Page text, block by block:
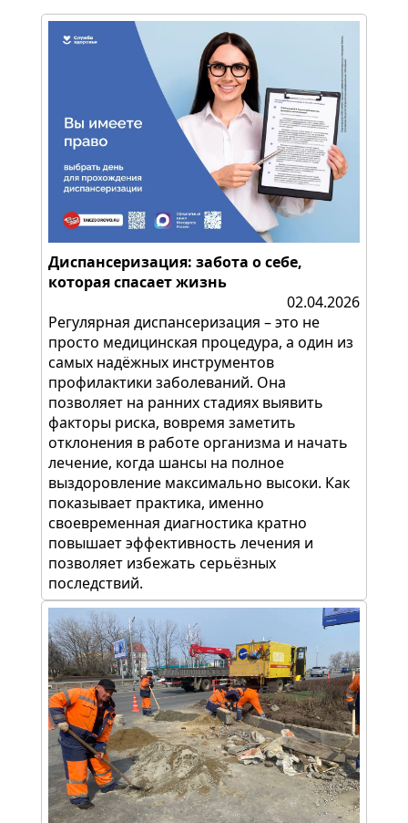
Диспансеризация: забота о себе,
которая спасает жизнь
02.04.2026
Регулярная диспансеризация – это не
просто медицинская процедура, а один из
самых надёжных инструментов
профилактики заболеваний. Она
позволяет на ранних стадиях выявить
факторы риска, вовремя заметить
отклонения в работе организма и начать
лечение, когда шансы на полное
выздоровление максимально высоки. Как
показывает практика, именно
своевременная диагностика кратно
повышает эффективность лечения и
позволяет избежать серьёзных
последствий.